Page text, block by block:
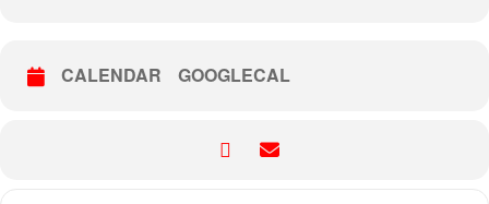
CALENDAR GOOGLECAL